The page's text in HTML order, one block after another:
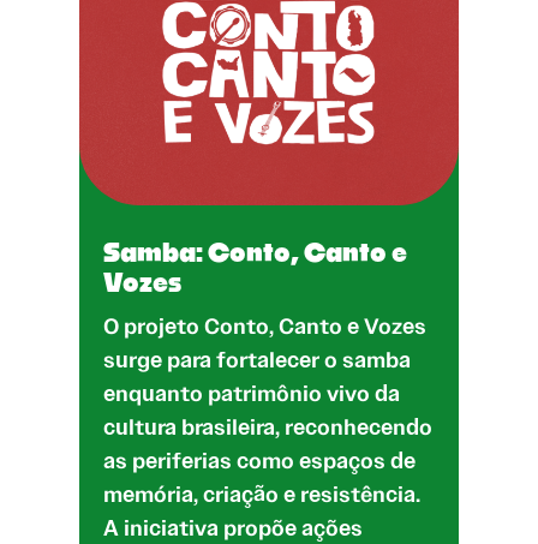
Samba: Conto, Canto e
Vozes
O projeto Conto, Canto e Vozes
surge para fortalecer o samba
enquanto patrimônio vivo da
cultura brasileira, reconhecendo
as periferias como espaços de
memória, criação e resistência.
A iniciativa propõe ações